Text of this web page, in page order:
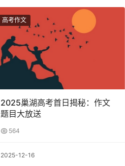
高考作文
2025巢湖高考首日揭秘：作文
题目大放送
564
2025-12-16